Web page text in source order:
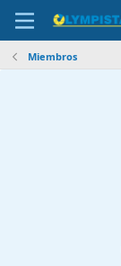
Miembros